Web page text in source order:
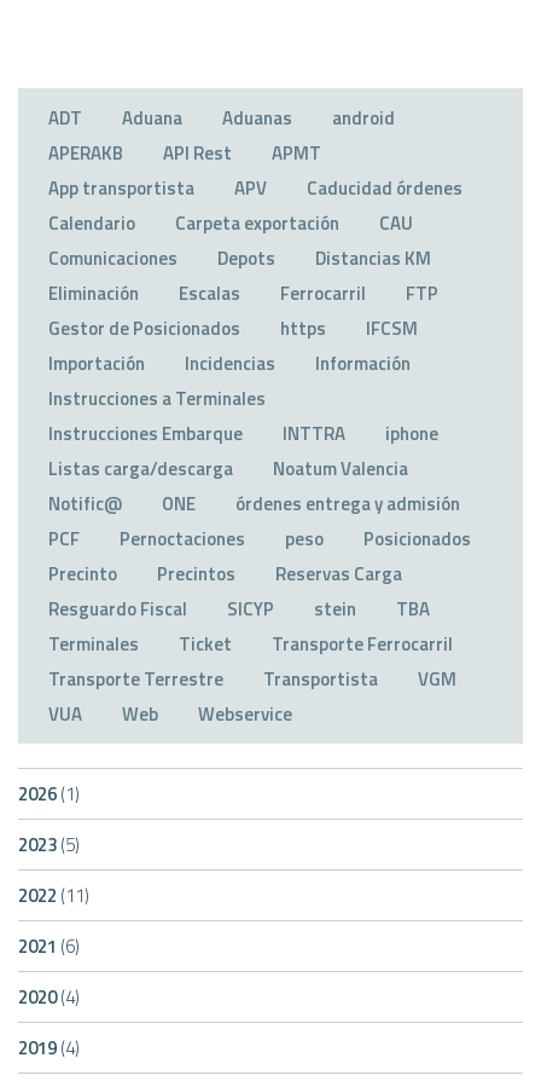
ADT Aduana Aduanas
android
APERAKB
API Rest
APMT
App transportista
APV
Caducidad órdenes
Calendario
Carpeta exportación
CAU
Comunicaciones
Depots
Distancias KM
Eliminación
Escalas Ferrocarril
FTP
Gestor de Posicionados
https
IFCSM
Importación
Incidencias
Información
Instrucciones a Terminales
Instrucciones Embarque
INTTRA
iphone
Listas carga/descarga
Noatum Valencia
Notific@
ONE
órdenes entrega y admisión
PCF
Pernoctaciones peso
Posicionados
Precinto
Precintos
Reservas Carga
Resguardo Fiscal
SICYP stein
TBA
Terminales
Ticket
Transporte Ferrocarril
Transporte Terrestre
Transportista
VGM
VUA
Web Webservice
2026(1)
2023(5)
2022 (11)
2021 (6)
2020(4)
2019(4)